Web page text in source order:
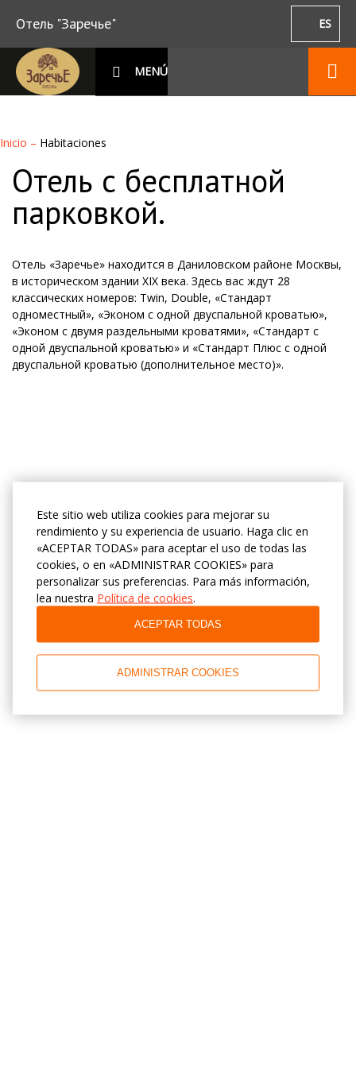
Este sitio web utiliza cookies para mejorar su
rendimiento y su experiencia de usuario. Haga clic en
«ACEPTAR TODAS» para aceptar el uso de todas las
cookies, o en «ADMINISTRAR COOKIES» para
personalizar sus preferencias. Para más información,
lea nuestra Política de cookies.
ACEPTAR TODAS
ADMINISTRAR COOKIES
Отель "Заречье" ES
MENÚ
Inicio – Habitaciones
Отель с бесплатной
парковкой.
Отель «Заречье» находится в Даниловском районе Москвы,
в историческом здании XIX века. Здесь вас ждут 28
классических номеров: Twin, Double, «Стандарт
одноместный», «Эконом с одной двуспальной кроватью»,
«Эконом с двумя раздельными кроватями», «Стандарт с
одной двуспальной кроватью» и «Стандарт Плюс с одной
двуспальной кроватью (дополнительное место)».